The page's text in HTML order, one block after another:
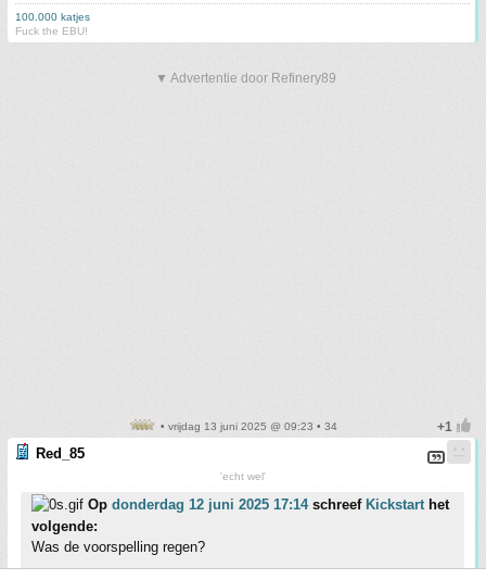
100.000 katjes
Fuck the EBU!
▼ Advertentie door Refinery89
• vrijdag 13 juni 2025 @ 09:23 • 34
Red_85
'echt wel'
Op donderdag 12 juni 2025 17:14schreef Kickstarthet
volgende:
Was de voorspelling regen?